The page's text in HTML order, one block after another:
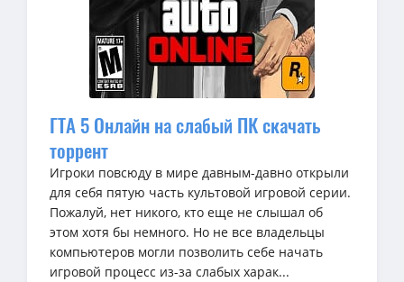
ГТА 5 Онлайн на слабый ПК скачать
торрент
Игроки повсюду в мире давным-давно открыли
для себя пятую часть культовой игровой серии.
Пожалуй, нет никого, кто еще не слышал об
этом хотя бы немного. Но не все владельцы
компьютеров могли позволить себе начать
игровой процесс из-за слабых харак...